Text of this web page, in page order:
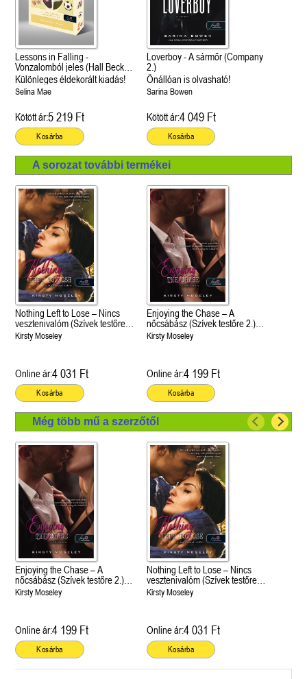
Lessons in Falling -
Vonzalomból jeles (Hall Beck
University 3.)
Különleges éldekorált kiadás!
Selina Mae
Kötött ár:5 219 Ft
Kosárba
Loverboy - A sármőr (Company
2.)
Önállóan is olvasható!
Sarina Bowen
Kötött ár:4 049 Ft
Kosárba
A sorozat további termékei
Nothing Left to Lose – Nincs
vesztenivalóm (Szívek testőre
1.) Önállóan is olvasható!
Kirsty Moseley
Online ár:4 031 Ft
Kosárba
Enjoying the Chase – A
nőcsábász (Szívek testőre 2.)
Önállóan is olvasható!
Kirsty Moseley
Online ár:4 199 Ft
Kosárba
Még több mű a szerzőtől
Enjoying the Chase – A
nőcsábász (Szívek testőre 2.)
Önállóan is olvasható!
Kirsty Moseley
Online ár:4 199 Ft
Kosárba
Nothing Left to Lose – Nincs
vesztenivalóm (Szívek testőre
1.) Önállóan is olvasható!
Kirsty Moseley
Online ár:4 031 Ft
Kosárba